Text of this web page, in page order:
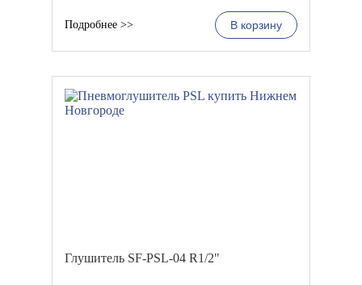
В корзину
Подробнее >>
Глушитель SF-PSL-04 R1/2"